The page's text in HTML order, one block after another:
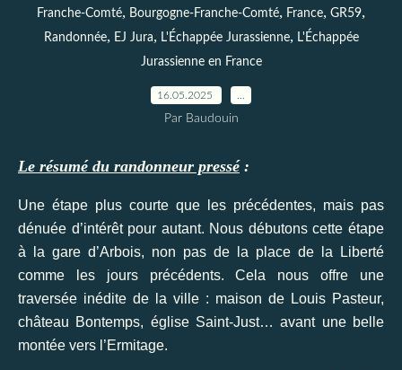
Franche-Comté, Bourgogne-Franche-Comté, France, GR59,
Randonnée, EJ Jura, L'Échappée Jurassienne, L'Échappée
Jurassienne en France
16.05.2025
Par Baudouin
Le résumé du randonneur pressé:
Une étape plus courte que les précédentes, mais pas
dénuée d’intérêt pour autant. Nous débutons cette étape
à la gare d’Arbois, non pas de la place de la Liberté
comme les jours précédents. Cela nous offre une
traversée inédite de la ville : maison de Louis Pasteur,
château Bontemps, église Saint-Just… avant une belle
montée vers l’Ermitage.